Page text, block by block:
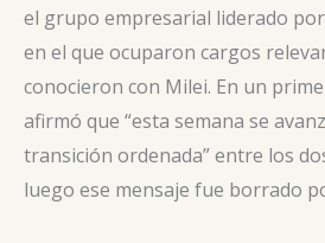
el grupo empresarial liderado
en el que ocuparon cargos
conocieron con Milei. En un
afirmó que “esta semana se
transición ordenada” entre los
luego ese mensaje fue borrado